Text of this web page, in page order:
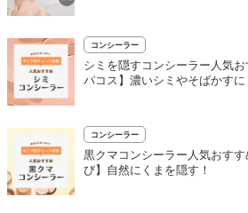
コンシーラー
シミを隠すコンシーラー人気
パコス】濃いシミやそばかすに
コンシーラー
黒クマコンシーラー人気おす
び】自然にくまを隠す！